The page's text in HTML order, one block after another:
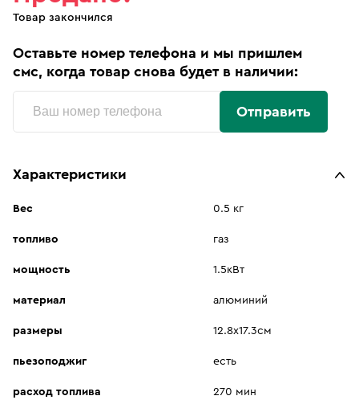
Товар закончился
Оставьте номер телефона и мы пришлем
смс, когда товар снова будет в наличии:
Отправить
Характеристики
Вес 0.5 кг
топливо газ
мощность 1.5кВт
материал алюминий
размеры 12.8х17.3см
пьезоподжиг есть
расход топлива 270 мин